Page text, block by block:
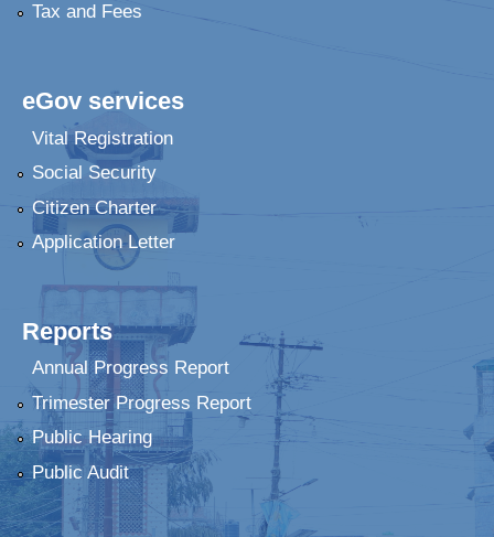
Tax and Fees
eGov services
Vital Registration
Social Security
Citizen Charter
Application Letter
Reports
Annual Progress Report
Trimester Progress Report
Public Hearing
Public Audit